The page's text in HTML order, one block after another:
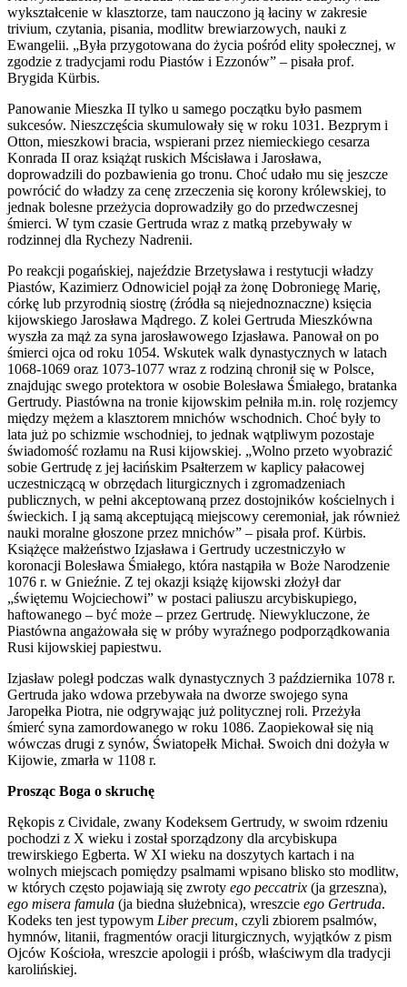
wykształcenie w klasztorze, tam nauczono ją łaciny w zakresie
trivium, czytania, pisania, modlitw brewiarzowych, nauki z
Ewangelii. „Była przygotowana do życia pośród elity społecznej, w
zgodzie z tradycjami rodu Piastów i Ezzonów” – pisała prof.
Brygida Kürbis.
Panowanie Mieszka II tylko u samego początku było pasmem
sukcesów. Nieszczęścia skumulowały się w roku 1031. Bezprym i
Otton, mieszkowi bracia, wspierani przez niemieckiego cesarza
Konrada II oraz książąt ruskich Mścisława i Jarosława,
doprowadzili do pozbawienia go tronu. Choć udało mu się jeszcze
powrócić do władzy za cenę zrzeczenia się korony królewskiej, to
jednak bolesne przeżycia doprowadziły go do przedwczesnej
śmierci. W tym czasie Gertruda wraz z matką przebywały w
rodzinnej dla Rychezy Nadrenii.
Po reakcji pogańskiej, najeździe Brzetysława i restytucji władzy
Piastów, Kazimierz Odnowiciel pojął za żonę Dobroniegę Marię,
córkę lub przyrodnią siostrę (źródła są niejednoznaczne) księcia
kijowskiego Jarosława Mądrego. Z kolei Gertruda Mieszkówna
wyszła za mąż za syna jarosławowego Izjasława. Panował on po
śmierci ojca od roku 1054. Wskutek walk dynastycznych w latach
1068-1069 oraz 1073-1077 wraz z rodziną chronił się w Polsce,
znajdując swego protektora w osobie Bolesława Śmiałego, bratanka
Gertrudy. Piastówna na tronie kijowskim pełniła m.in. rolę rozjemcy
między mężem a klasztorem mnichów wschodnich. Choć były to
lata już po schizmie wschodniej, to jednak wątpliwym pozostaje
świadomość rozłamu na Rusi kijowskiej. „Wolno przeto wyobrazić
sobie Gertrudę z jej łacińskim Psałterzem w kaplicy pałacowej
uczestniczącą w obrzędach liturgicznych i zgromadzeniach
publicznych, w pełni akceptowaną przez dostojników kościelnych i
świeckich. I ją samą akceptującą miejscowy ceremoniał, jak również
nauki moralne głoszone przez mnichów” – pisała prof. Kürbis.
Książęce małżeństwo Izjasława i Gertrudy uczestniczyło w
koronacji Bolesława Śmiałego, która nastąpiła w Boże Narodzenie
1076 r. w Gnieźnie. Z tej okazji książę kijowski złożył dar
„świętemu Wojciechowi” w postaci paliuszu arcybiskupiego,
haftowanego – być może – przez Gertrudę. Niewykluczone, że
Piastówna angażowała się w próby wyraźnego podporządkowania
Rusi kijowskiej papiestwu.
Izjasław poległ podczas walk dynastycznych 3 października 1078 r.
Gertruda jako wdowa przebywała na dworze swojego syna
Jaropełka Piotra, nie odgrywając już politycznej roli. Przeżyła
śmierć syna zamordowanego w roku 1086. Zaopiekował się nią
wówczas drugi z synów, Światopełk Michał. Swoich dni dożyła w
Kijowie, zmarła w 1108 r.
Prosząc Boga o skruchę
Rękopis z Cividale, zwany Kodeksem Gertrudy, w swoim rdzeniu
pochodzi z X wieku i został sporządzony dla arcybiskupa
trewirskiego Egberta. W XI wieku na doszytych kartach i na
wolnych miejscach pomiędzy psalmami wpisano blisko sto modlitw,
w których często pojawiają się zwroty ego peccatrix (ja grzeszna),
ego misera famula (ja biedna służebnica), wreszcie ego Gertruda.
Kodeks ten jest typowym Liber precum, czyli zbiorem psalmów,
hymnów, litanii, fragmentów oracji liturgicznych, wyjątków z pism
Ojców Kościoła, wreszcie apologii i próśb, właściwym dla tradycji
karolińskiej.